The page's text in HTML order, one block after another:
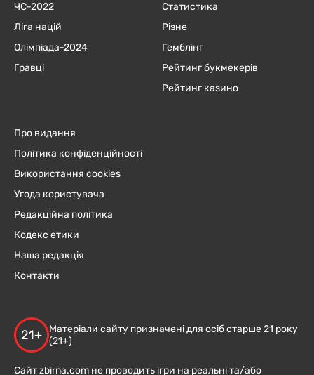
ЧC-2022
Ліга націй
Олімпіада-2024
Гравці
Статистика
Різне
Гемблінг
Рейтинг букмекерів
Рейтинг казино
Про видання
Політика конфіденційності
Використання cookies
Угода користувача
Редакційна політика
Кодекс етики
Наша редакція
Контакти
21+
Матеріали сайту призначені для осіб старше 21 року
(21+)
Сайт zbirna.com не проводить ігри на реальні та/або